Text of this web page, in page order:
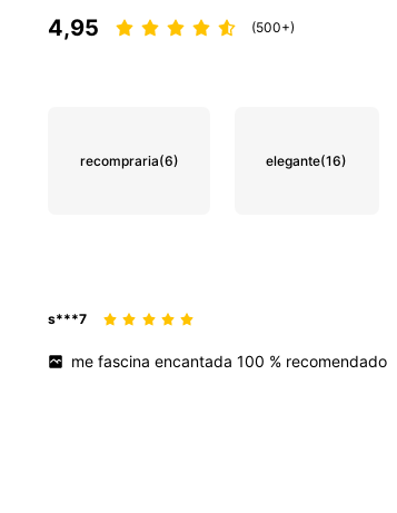
4,95 (500+)
recompraria(6) elegante(16)
s***7
mefascinaencantada100 % recomendado